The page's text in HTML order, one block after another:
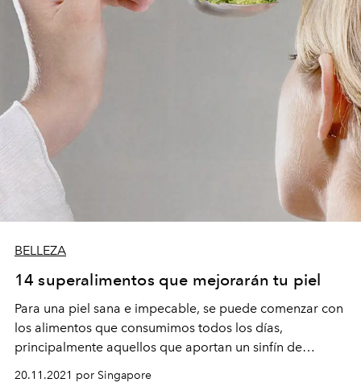
BELLEZA
14 superalimentos que mejorarán tu piel
Para una piel sana e impecable, se puede comenzar con
los alimentos que consumimos todos los días,
principalmente aquellos que aportan un sinfín de
20.11.2021 por Singapore